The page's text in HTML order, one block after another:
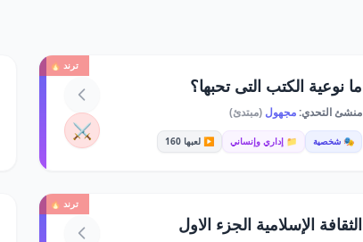
ترند 🔥
ما نوعية الكتب التى تحبها؟
منشئ التحدي:مجهول(مبتدئ)
🎭 شخصية 📁 إداري وإنساني ▶️ لعبها 160 ⚔️
ترند 🔥
الثقافة الإسلامية الجزء الاول